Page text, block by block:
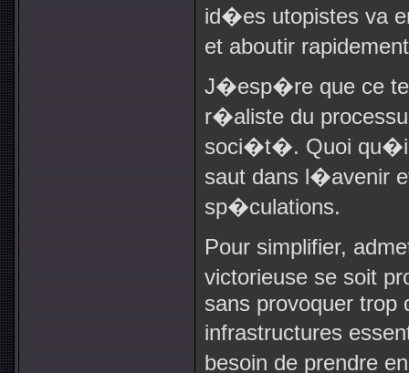
id�es utopistes va
et aboutir
J�esp�re que ce
r�aliste du
soci�t�. Quoi qu�il
saut dans l�avenir
sp�culations.
Pour simplifier,
victorieuse se soit
sans provoquer trop
infrastructures
besoin de prendre